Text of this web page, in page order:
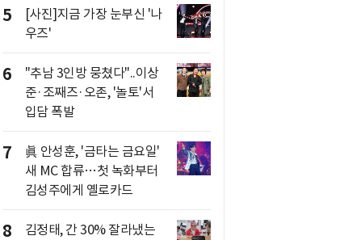
5
[사진]지금 가장 눈부신 '나
우즈'
6
"추남 3인방 뭉쳤다"..이상
준·조째즈·오존, '놀토'서
입담 폭발
7
眞 안성훈, '금타는 금요일'
새 MC 합류…첫 녹화부터
김성주에게 옐로카드
8 김정태, 간 30% 잘라냈는